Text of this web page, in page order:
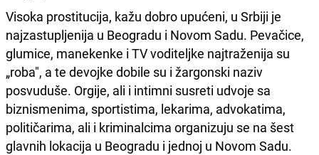
Visoka prostitucija, kažu dobro upućeni, u Srbiji je
najzastupljenija u Beogradu i Novom Sadu. Pevačice,
glumice, manekenke i TV voditeljke najtraženija su
„roba", a te devojke dobile su i žargonski naziv
posvuduše. Orgije, ali i intimni susreti udvoje sa
biznismenima, sportistima, lekarima, advokatima,
političarima, ali i kriminalcima organizuju se na šest
glavnih lokacija u Beogradu i jednoj u Novom Sadu.